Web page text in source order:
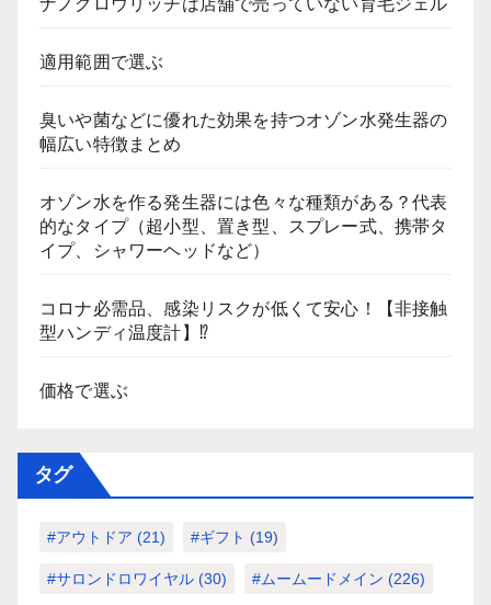
適用範囲で選ぶ
臭いや菌などに優れた効果を持つオゾン水発生器の
幅広い特徴まとめ
オゾン水を作る発生器には色々な種類がある？代表
的なタイプ（超小型、置き型、スプレー式、携帯タ
イプ、シャワーヘッドなど）
コロナ必需品、感染リスクが低くて安心！【非接触
型ハンディ温度計】⁉
価格で選ぶ
タグ
#アウトドア (21) #ギフト (19)
#サロンドロワイヤル (30) #ムームードメイン (226)